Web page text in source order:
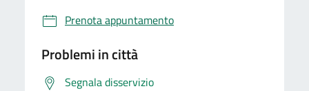
Prenota appuntamento
Problemi in città
Segnala disservizio